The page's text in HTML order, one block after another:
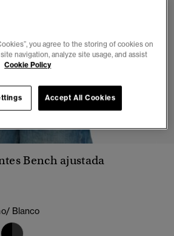
2 3 4 5 6
Bench ajustada
Blanco
seleccionado
you agree to the storing of cookies on
navigation, analyze site usage, and assist
Cookie Policy
Accept All Cookies